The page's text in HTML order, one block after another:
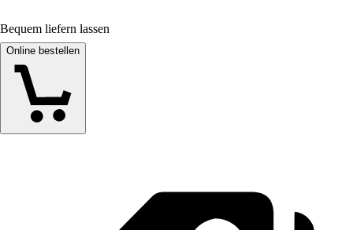
Bequem liefern lassen
Online bestellen